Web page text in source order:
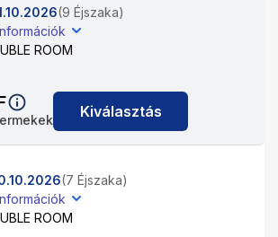
(9 Éjszaka)
ROOM
Kiválasztás
(7 Éjszaka)
ROOM